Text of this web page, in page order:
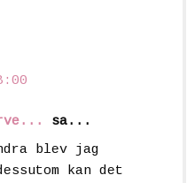
sa...
blev jag
kan det